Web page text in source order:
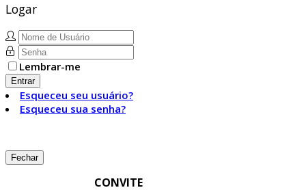
Logar
Lembrar-me
Entrar
Esqueceu seu usuário?
Esqueceu sua senha?
Fechar
CONVITE